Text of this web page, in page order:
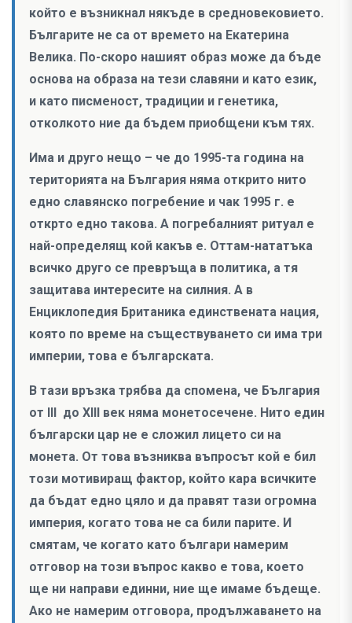
който е възникнал някъде в средновековието.
Българите не са от времето на Екатерина
Велика. По-скоро нашият образ може да бъде
основа на образа на тези славяни и като език,
и като писменост, традиции и генетика,
отколкото ние да бъдем приобщени към тях.
Има и друго нещо – че до 1995-та година на
територията на България няма открито нито
едно славянско погребение и чак 1995 г. е
открто едно такова. А погребалният ритуал е
най-определящ кой какъв е. Оттам-нататъка
всичко друго се превръща в политика, а тя
защитава интересите на силния. А в
Енциклопедия Британика единствената нация,
която по време на съществуването си има три
империи, това е българската.
В тази връзка трябва да спомена, че България
от III до XIII век няма монетосечене. Нито един
български цар не е сложил лицето си на
монета. От това възниква въпросът кой е бил
този мотивиращ фактор, който кара всичките
да бъдат едно цяло и да правят тази огромна
империя, когато това не са били парите. И
смятам, че когато като българи намерим
отговор на този въпрос какво е това, което
ще ни направи единни, ние ще имаме бъдеще.
Ако не намерим отговора, продължаването на